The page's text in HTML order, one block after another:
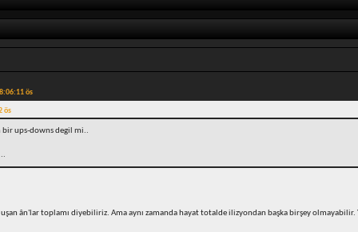
ös
ös
bir ups-downs degil mi..
ân'lar toplamı diyebiliriz. Ama aynı zamanda hayat totalde ilizyondan başka birşey